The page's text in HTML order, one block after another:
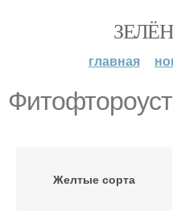
главная
Желтые сорта